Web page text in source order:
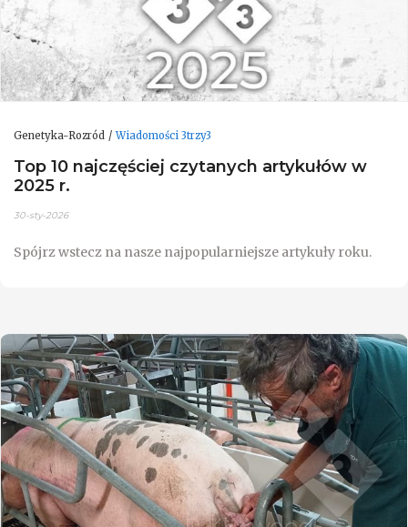
Genetyka-Rozród Wiadomości 3trzy3
Top 10 najczęściej czytanych artykułów w
2025 r.
30-sty-2026
Spójrz wstecz na nasze najpopularniejsze artykuły roku.